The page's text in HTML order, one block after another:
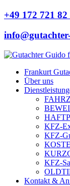
+49 172 721 82
Frankurt
Über uns
KFZ-
KFZ-
KFZ-
Kontakt &